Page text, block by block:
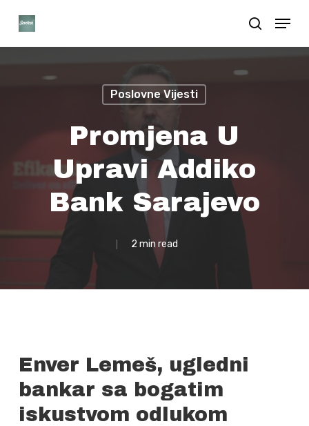
search
Menu
Poslovne Vijesti
Promjena U
Upravi Addiko
Bank Sarajevo
2 min read
Enver Lemeš, ugledni
bankar sa bogatim
iskustvom odlukom
Close